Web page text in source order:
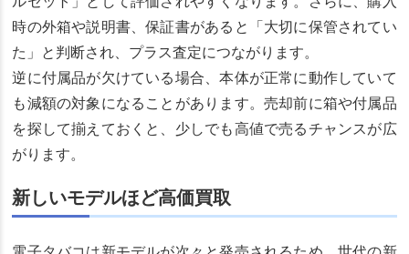
時の外箱や説明書、保証書があると「大切に保管されてい
た」と判断され、プラス査定につながります。
逆に付属品が欠けている場合、本体が正常に動作していて
も減額の対象になることがあります。売却前に箱や付属品
を探して揃えておくと、少しでも高値で売るチャンスが広
がります。
新しいモデルほど高価買取